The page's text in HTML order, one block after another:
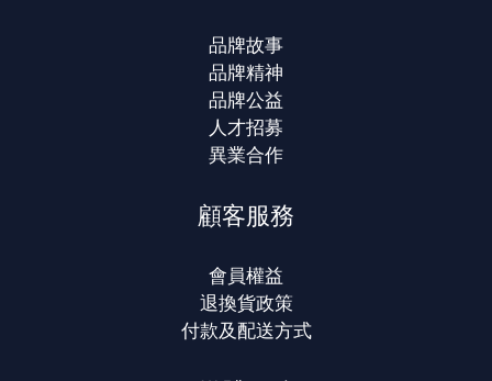
品牌故事
品牌精神
品牌公益
人才招募
異業合作
顧客服務
會員權益
退換貨政策
付款及配送方式